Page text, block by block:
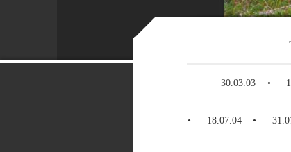
30.03.03
18.07.04